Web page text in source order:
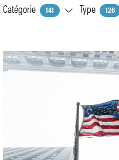
Catégorie 141 Type 126